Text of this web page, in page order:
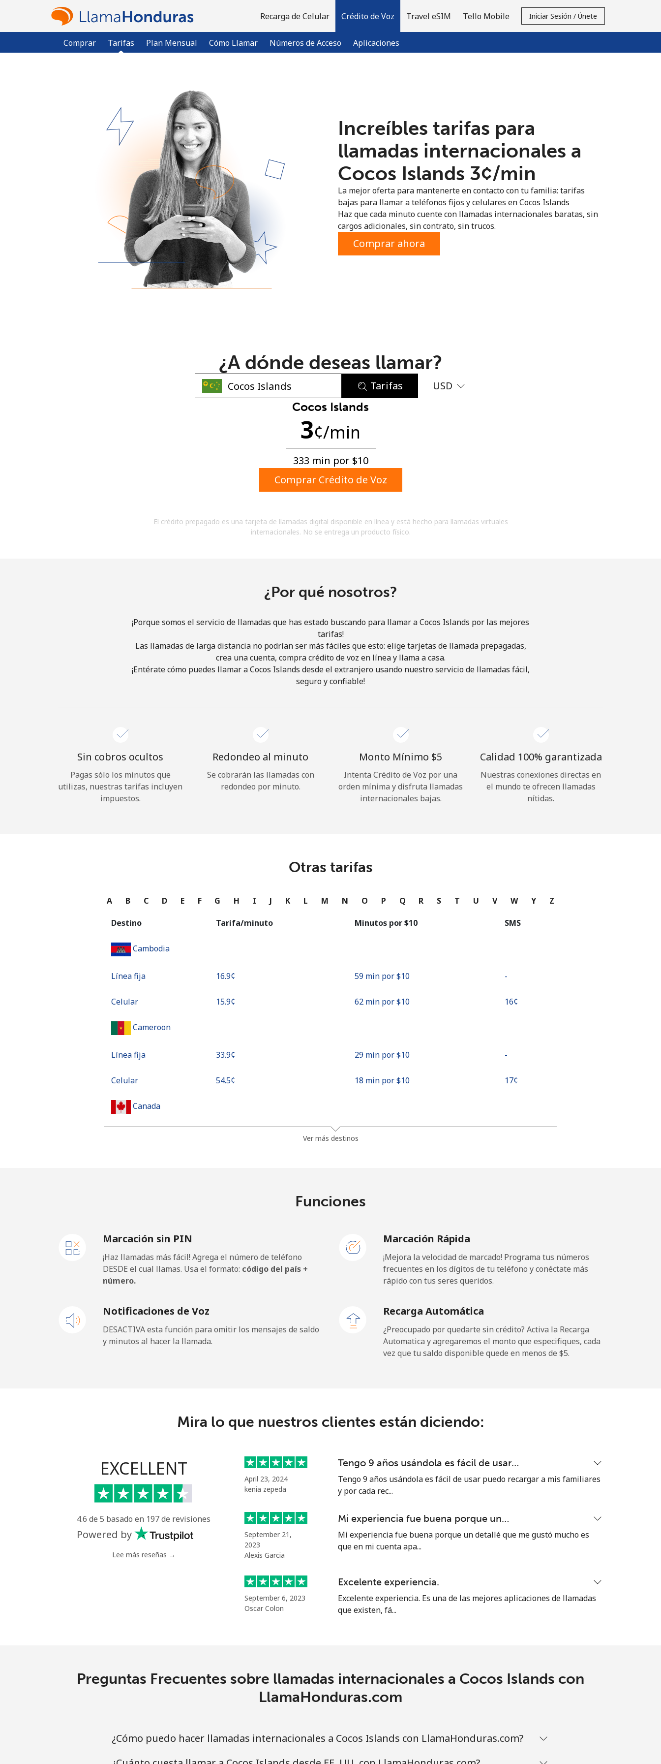
Recarga de Celular Crédito de Voz
Comprar Tarifas Plan Mensual Cómo Llamar Números de Acceso Aplicaciones
Travel eSIM Tello Mobile Iniciar Sesión / Únete
¿Ya tienes una cuenta? Inicia sesión →
Regístrate con
No se ha creado una contraseña
Mínimo 8 caracteres
Una letra mayúscula y una minúscula
Un caracter especial
acuerdo con estos
Términos y condiciones.
Únete
¡Hola!
Continuar con
Increíbles tarifas para
llamadas internacionales a
Cocos Islands ⁦3¢⁩/min
La mejor oferta para mantenerte en contacto con tu familia: tarifas
bajas para llamar a teléfonos fijos y celulares en Cocos Islands
Haz que cada minuto cuente con llamadas internacionales baratas, sin
cargos adicionales, sin contrato, sin trucos.
Comprar ahora
¿A dónde deseas llamar?
Tarifas USD
Cocos Islands
3¢/min
333 min por ⁦$10⁩
Comprar Crédito de Voz
El crédito prepagado es una tarjeta de llamadas digital disponible en línea y está hecho para llamadas virtuales
internacionales. No se entrega un producto físico.
¿Por qué nosotros?
¡Porque somos el servicio de llamadas que has estado buscando para llamar a Cocos Islands por las mejores
tarifas!
Las llamadas de larga distancia no podrían ser más fáciles que esto: elige tarjetas de llamada prepagadas,
crea una cuenta, compra crédito de voz en línea y llama a casa.
¡Entérate cómo puedes llamar a Cocos Islands desde el extranjero usando nuestro servicio de llamadas fácil,
seguro y confiable!
Sin cobros ocultos
Pagas sólo los minutos que
utilizas, nuestras tarifas incluyen
impuestos.
Redondeo al minuto
Se cobrarán las llamadas con
redondeo por minuto.
Monto Mínimo ⁦$5⁩
Intenta Crédito de Voz por una
orden mínima y disfruta llamadas
internacionales bajas.
Calidad 100% garantizada
Nuestras conexiones directas en
el mundo te ofrecen llamadas
nítidas.
Otras tarifas
A B C D E F G H I J K L M N O P Q R S T U V W Y Z
Destino Tarifa/minuto Minutos por ⁦$10⁩ SMS
Cambodia
Línea fija ⁦16.9¢⁩ 59 min por ⁦$10⁩ -
Celular ⁦15.9¢⁩ 62 min por ⁦$10⁩ ⁦16¢⁩
Cameroon
Línea fija ⁦33.9¢⁩ 29 min por ⁦$10⁩ -
Celular ⁦54.5¢⁩ 18 min por ⁦$10⁩ ⁦17¢⁩
Canada
Caribbean Netherlands
Línea fija ⁦23.5¢⁩ 42 min por ⁦$10⁩ -
Cayman Islands
Línea fija 50 min por ⁦$10⁩ -
⁦88.5¢⁩ 11 min por ⁦$10⁩
Chad
Línea fija
13 min por ⁦$10⁩
Chile
222 min por ⁦$10⁩
625 min por ⁦$10⁩ ⁦8¢⁩
Línea fija ⁦4.9¢⁩ 204 min por ⁦$10⁩
Christmas Island
Ver más destinos
Funciones
Marcación sin PIN
¡Haz llamadas más fácil! Agrega el número de teléfono
DESDE el cual llamas. Usa el formato: código del país +
número.
Marcación Rápida
¡Mejora la velocidad de marcado! Programa tus números
frecuentes en los dígitos de tu teléfono y conéctate más
rápido con tus seres queridos.
Notificaciones de Voz
DESACTIVA esta función para omitir los mensajes de saldo
y minutos al hacer la llamada.
Recarga Automática
¿Preocupado por quedarte sin crédito? Activa la Recarga
Automatica y agregaremos el monto que especifiques, cada
vez que tu saldo disponible quede en menos de ⁦$5⁩.
Mira lo que nuestros clientes están diciendo:
EXCELLENT
4.6 de 5 basado en 197 de revisiones
Powered by
Lee más reseñas →
April 23, 2024
kenia zepeda
Tengo 9 años usándola es fácil de usar…
Tengo 9 años usándola es fácil de usar puedo recargar a mis familiares
y por cada rec...
September 21,
2023
Alexis Garcia
Mi experiencia fue buena porque un…
Mi experiencia fue buena porque un detallé que me gustó mucho es
que en mi cuenta apa...
September 6, 2023
Oscar Colon
Excelente experiencia.
Excelente experiencia. Es una de las mejores aplicaciones de llamadas
que existen, fá...
Preguntas Frecuentes sobre llamadas internacionales a Cocos Islands con
LlamaHonduras.com
¿Cómo puedo hacer llamadas internacionales a Cocos Islands con LlamaHonduras.com?